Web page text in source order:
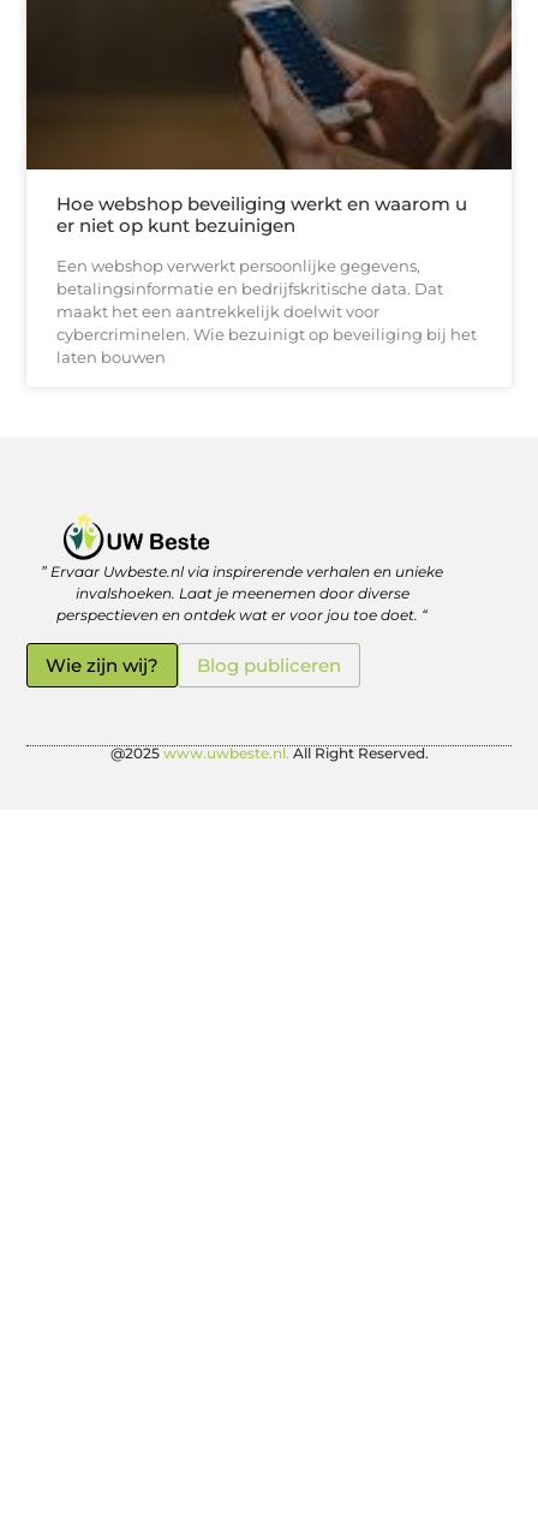
Hoe webshop beveiliging werkt en waarom u
er niet op kunt bezuinigen
Een webshop verwerkt persoonlijke gegevens,
betalingsinformatie en bedrijfskritische data. Dat
maakt het een aantrekkelijk doelwit voor
cybercriminelen. Wie bezuinigt op beveiliging bij het
laten bouwen
” Ervaar Uwbeste.nl via inspirerende verhalen en unieke
invalshoeken. Laat je meenemen door diverse
perspectieven en ontdek wat er voor jou toe doet. “
Wie zijn wij? Blog publiceren
@2025 www.uwbeste.nl. All Right Reserved.